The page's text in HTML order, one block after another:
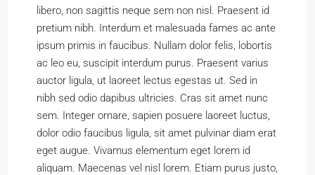
libero, non sagittis neque sem non nisl. Praesent id
pretium nibh. Interdum et malesuada fames ac ante
ipsum primis in faucibus. Nullam dolor felis, lobortis
ac leo eu, suscipit interdum purus. Praesent varius
auctor ligula, ut laoreet lectus egestas ut. Sed in
nibh sed odio dapibus ultricies. Cras sit amet nunc
sem. Integer ornare, sapien posuere laoreet luctus,
dolor odio faucibus ligula, sit amet pulvinar diam erat
eget augue. Vivamus elementum eget lorem id
aliquam. Maecenas vel nisl lorem. Etiam purus justo,